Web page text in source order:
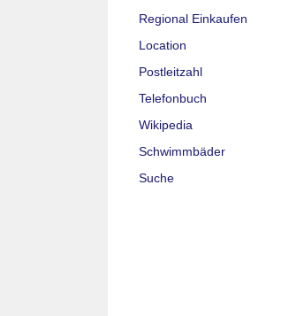
Regional Einkaufen
Location
Postleitzahl
Telefonbuch
Wikipedia
Schwimmbäder
Suche